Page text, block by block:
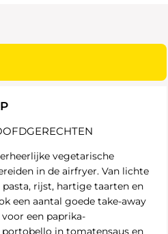
vegetarische
in de airfryer. Van lichte
rijst, hartige taarten en
een aantal goede take-away
een paprika-
in tomatensaus en